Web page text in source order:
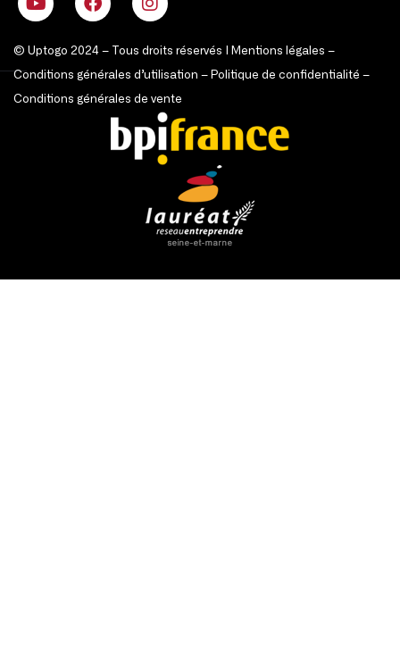
© Uptogo 2024 – Tous droits réservés | Mentions légales –
Conditions générales d’utilisation – Politique de confidentialité –
Conditions générales de vente